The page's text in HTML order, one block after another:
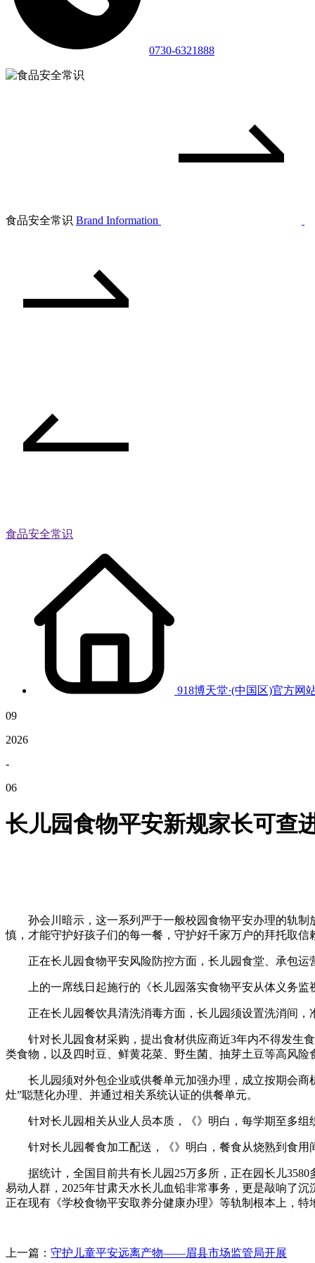
0730-6321888
食品安全常识 Brand Information
食品安全常识
918博天堂·(中国区)官方网
09
2026
-
06
长儿园食物平安新规家长可查
孙会川暗示，这一系列严于一般校园食物平安办理的轨制
慎，才能守护好孩子们的每一餐，守护好千家万户的拜托取信
正在长儿园食物平安风险防控方面，长儿园食堂、承包运
上的一席线日起施行的《长儿园落实食物平安从体义务监
正在长儿园餐饮具清洗消毒方面，长儿园须设置洗消间，
针对长儿园食材采购，提出食材供应商近3年内不得发生食
类食物，以及四时豆、鲜黄花菜、野生菌、抽芽土豆等高风
长儿园须对外包企业或供餐单元加强办理，成立按期会商
灶”聪慧化办理、并通过相关系统认证的供餐单元。
针对长儿园相关从业人员本质，《》明白，每学期至多组
针对长儿园餐食加工配送，《》明白，餐食从烧熟到食用
据统计，全国目前共有长儿园25万多所，正在园长儿3580
易动人群，2025年甘肃天水长儿血铅非常事务，更是敲响了
正在现有《学校食物平安取养分健康办理》等轨制根本上，
上一篇： 守护儿童平安远离产物——眉县市场监管局开展